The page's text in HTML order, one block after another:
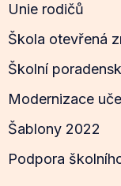
Unie rodičů
Škola otevřená
Školní
Modernizace
Šablony 2022
Podpora